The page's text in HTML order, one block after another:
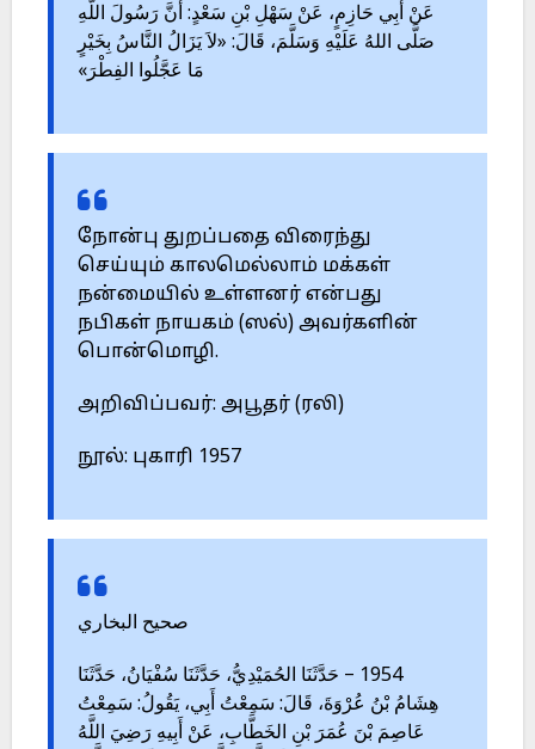
عَنْ أَبِي حَازِمٍ، عَنْ سَهْلِ بْنِ سَعْدٍ: أَنَّ رَسُولَ اللَّهِ
صَلَّى اللهُ عَلَيْهِ وَسَلَّمَ، قَالَ: «لاَ يَزَالُ النَّاسُ بِخَيْرٍ
مَا عَجَّلُوا الفِطْرَ»
நோன்பு துறப்பதை விரைந்து
செய்யும் காலமெல்லாம் மக்கள்
நன்மையில் உள்ளனர் என்பது
நபிகள் நாயகம் (ஸல்) அவர்களின்
பொன்மொழி.
அறிவிப்பவர்: அபூதர் (ரலி)
நூல்: புகாரி 1957
صحيح البخاري
1954 – حَدَّثَنَا الحُمَيْدِيُّ، حَدَّثَنَا سُفْيَانُ، حَدَّثَنَا
هِشَامُ بْنُ عُرْوَةَ، قَالَ: سَمِعْتُ أَبِي، يَقُولُ: سَمِعْتُ
عَاصِمَ بْنَ عُمَرَ بْنِ الخَطَّابِ، عَنْ أَبِيهِ رَضِيَ اللَّهُ